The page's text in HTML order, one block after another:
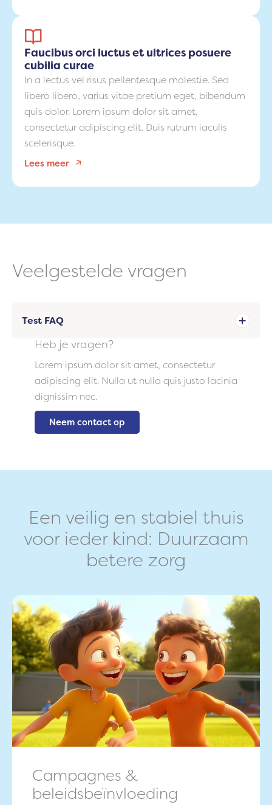
Faucibus orci luctus et ultrices posuere
cubilia curae
In a lectus vel risus pellentesque molestie. Sed
libero libero, varius vitae pretium eget, bibendum
quis dolor. Lorem ipsum dolor sit amet,
consectetur adipiscing elit. Duis rutrum iaculis
scelerisque.
Lees meer
Veelgestelde vragen
Test FAQ
Heb je vragen?
Lorem ipsum dolor sit amet, consectetur
adipiscing elit. Nulla ut nulla quis justo lacinia
dignissim nec.
Neem contact op
Een veilig en stabiel thuis
voor ieder kind: Duurzaam
betere zorg
Campagnes &
beleidsbeïnvloeding